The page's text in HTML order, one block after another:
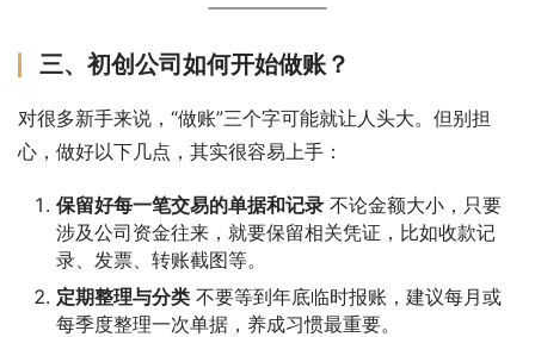
三、初创公司如何开始做账？
对很多新手来说，“做账”三个字可能就让人头大。但别担
心，做好以下几点，其实很容易上手：
保留好每一笔交易的单据和记录 不论金额大小，只要
涉及公司资金往来，就要保留相关凭证，比如收款记
录、发票、转账截图等。
定期整理与分类 不要等到年底临时报账，建议每月或
每季度整理一次单据，养成习惯最重要。